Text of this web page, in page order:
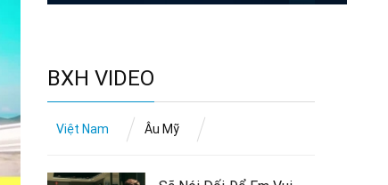
BXH VIDEO
Việt Nam Âu Mỹ